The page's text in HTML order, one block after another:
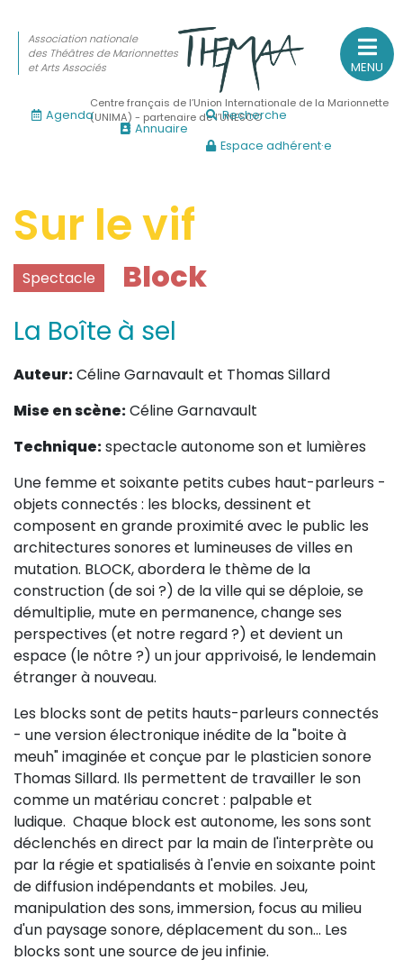
Sur le feu
(Actualités, annonces, vie professionnelle)
Sur le vif
(Agenda, spectacles, événements des adhérents)
Sur le fond
(Portraits, actions, collaborations)
Sur l’étagère
(Documents, études, publications)
MENU
Association nationale
des Théâtres de Marionnettes
et Arts Associés
Centre français de l’Union Internationale de la Marionnette
(UNIMA) - partenaire de l’UNESCO
Agenda
Annuaire
Recherche
Espace adhérent·e
Sur le vif
Spectacle Block
La Boîte à sel
Auteur:Céline Garnavault et Thomas Sillard
Mise en scène:Céline Garnavault
Technique:spectacle autonome son et lumières
Une femme et soixante petits cubes haut-parleurs -
objets connectés : les blocks, dessinent et
composent en grande proximité avec le public les
architectures sonores et lumineuses de villes en
mutation. BLOCK, abordera le thème de la
construction (de soi ?) de la ville qui se déploie, se
démultiplie, mute en permanence, change ses
perspectives (et notre regard ?) et devient un
espace (le nôtre ?) un jour apprivoisé, le lendemain
étranger à nouveau.
Les blocks sont de petits hauts-parleurs connectés
- une version électronique inédite de la "boite à
meuh" imaginée et conçue par le plasticien sonore
Thomas Sillard. Ils permettent de travailler le son
comme un matériau concret : palpable et
ludique. Chaque block est autonome, les sons sont
déclenchés en direct par la main de l'interprète ou
par la régie et spatialisés à l'envie en soixante point
de diffusion indépendants et mobiles. Jeu,
manipulation des sons, immersion, focus au milieu
d'un paysage sonore, déplacement du son... Les
blocks sont une source de jeu infinie.